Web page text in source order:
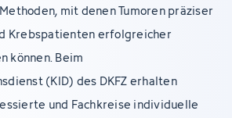
mit denen Tumoren präziser
Krebspatienten erfolgreicher
können. Beim
(KID) des DKFZ erhalten
und Fachkreise individuelle